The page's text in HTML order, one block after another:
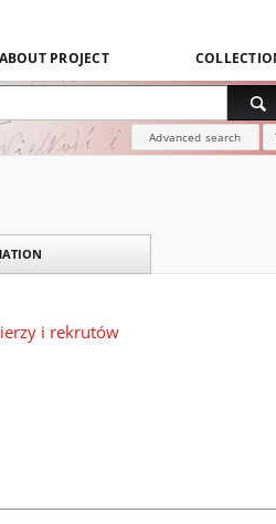
ABOUT PROJECT
Advanced search
i rekrutów